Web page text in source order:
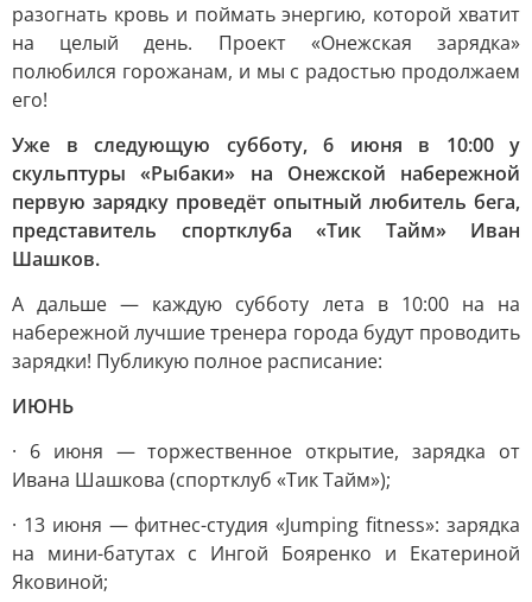
разогнать кровь и поймать энергию, которой хватит
на целый день. Проект «Онежская зарядка»
полюбился горожанам, и мы с радостью продолжаем
его!
Уже в следующую субботу, 6 июня в 10:00 у
скульптуры «Рыбаки» на Онежской набережной
первую зарядку проведёт опытный любитель бега,
представитель спортклуба «Тик Тайм» Иван
Шашков.
А дальше — каждую субботу лета в 10:00 на на
набережной лучшие тренера города будут проводить
зарядки! Публикую полное расписание:
ИЮНЬ
· 6 июня — торжественное открытие, зарядка от
Ивана Шашкова (спортклуб «Тик Тайм»);
· 13 июня — фитнес-студия «Jumping fitness»: зарядка
на мини-батутах с Ингой Бояренко и Екатериной
Яковиной;